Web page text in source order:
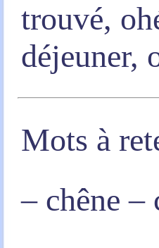
trouvé,
déjeuner,
Mots à
– chêne –